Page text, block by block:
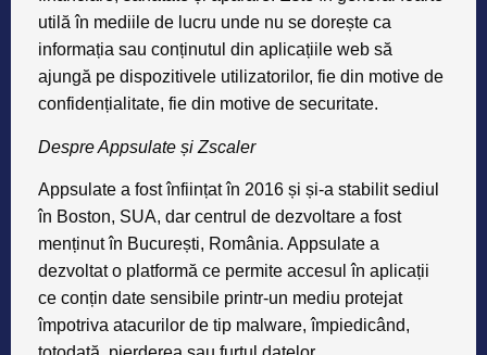
utilă în mediile de lucru unde nu se dorește ca
informația sau conținutul din aplicațiile web să
ajungă pe dispozitivele utilizatorilor, fie din motive de
confidențialitate, fie din motive de securitate.
Despre Appsulate și Zscaler
Appsulate a fost înființat în 2016 și și-a stabilit sediul
în Boston, SUA, dar centrul de dezvoltare a fost
menținut în București, România. Appsulate a
dezvoltat o platformă ce permite accesul în aplicații
ce conțin date sensibile printr-un mediu protejat
împotriva atacurilor de tip malware, împiedicând,